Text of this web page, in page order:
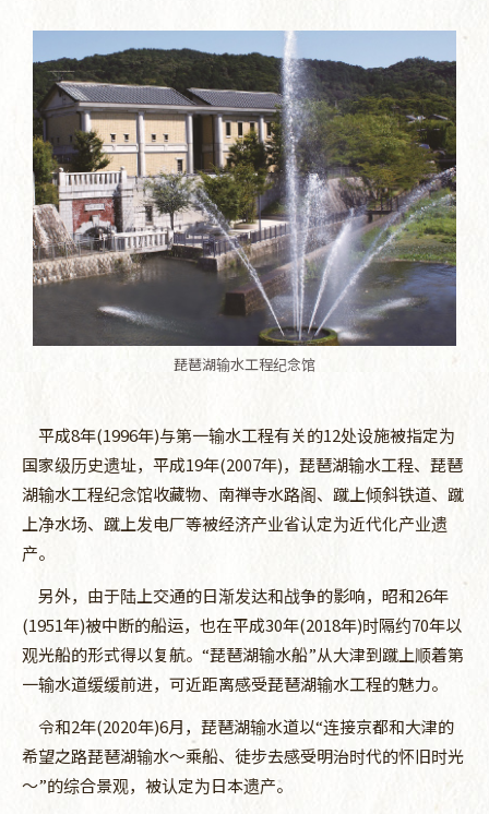
琵琶湖输水工程纪念馆
平成8年(1996年)与第一输水工程有关的12处设施被指定为
国家级历史遗址，平成19年(2007年)，琵琶湖输水工程、琵琶
湖输水工程纪念馆收藏物、南禅寺水路阁、蹴上倾斜铁道、蹴
上净水场、蹴上发电厂等被经济产业省认定为近代化产业遗
产。
另外，由于陆上交通的日渐发达和战争的影响，昭和26年
(1951年)被中断的船运，也在平成30年(2018年)时隔约70年以
观光船的形式得以复航。“琵琶湖输水船”从大津到蹴上顺着第
一输水道缓缓前进，可近距离感受琵琶湖输水工程的魅力。
令和2年(2020年)6月，琵琶湖输水道以“连接京都和大津的
希望之路琵琶湖输水～乘船、徒步去感受明治时代的怀旧时光
～”的综合景观，被认定为日本遗产。